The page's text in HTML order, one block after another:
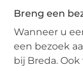
Breng een
Wanneer u
een bezoek
bij Breda.